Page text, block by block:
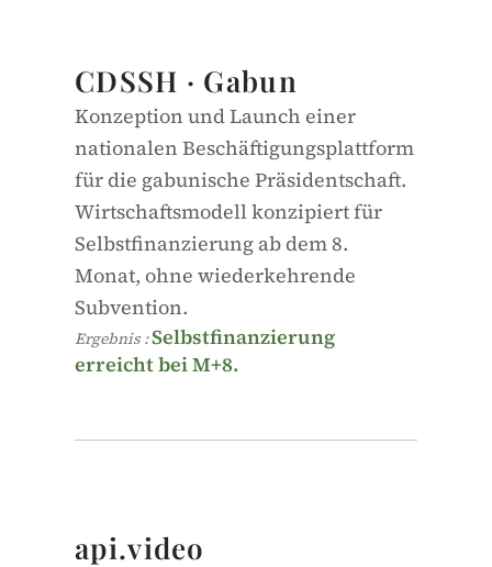
Öffentlicher Dienst · Gabun
CDSSH · Gabun
Konzeption und Launch einer
nationalen Beschäftigungsplattform
für die gabunische Präsidentschaft.
Wirtschaftsmodell konzipiert für
Selbstfinanzierung ab dem 8.
Monat, ohne wiederkehrende
Subvention.
Ergebnis :Selbstfinanzierung
erreicht bei M+8.
SaaS · Video-Infrastruktur
99,95 %
api.video